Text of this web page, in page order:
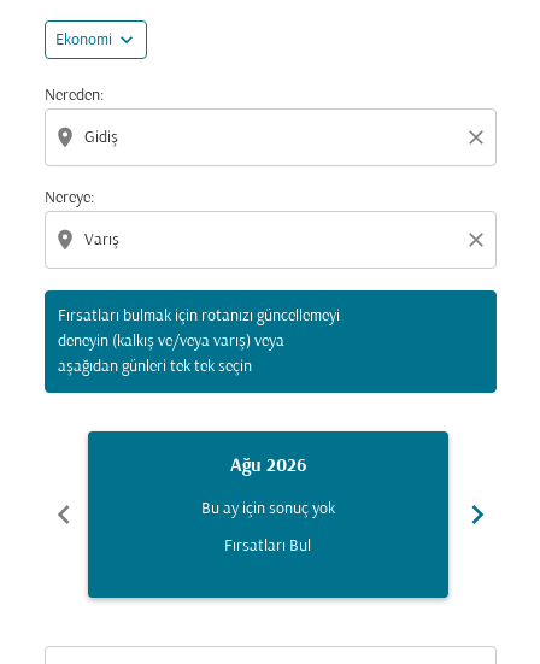
Ekonomi expand_more
Nereden:
location_on close
Nereye:
location_on close
Fırsatları bulmak için rotanızı güncellemeyi
deneyin (kalkış ve/veya varış) veya
aşağıdan günleri tek tek seçin
chevron_left
Ağu 2026
Bu ay için sonuç yok
Fırsatları Bul
chevron_right